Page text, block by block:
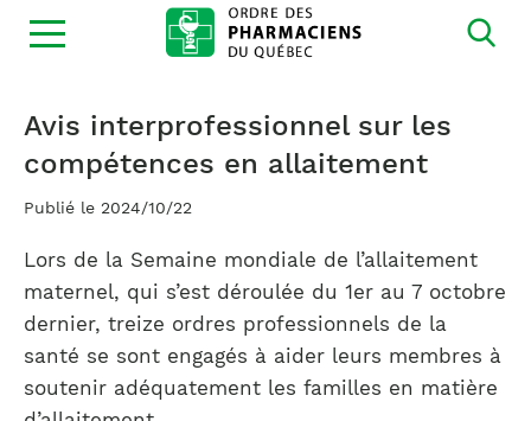
Ouvrir
la
Avis interprofessionnel sur les
compétences en allaitement
Publié le 2024/10/22
Lors de la Semaine mondiale de l’allaitement
maternel, qui s’est déroulée du 1er au 7 octobre
dernier, treize ordres professionnels de la
santé se sont engagés à aider leurs membres à
soutenir adéquatement les familles en matière